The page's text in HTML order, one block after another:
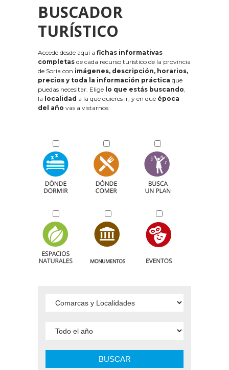
BUSCADOR
TURÍSTICO
Accede desde aquí a fichas informativas
completas de cada recurso turístico de la provincia
de Soria con imágenes, descripción, horarios,
precios y toda la información práctica que
puedas necesitar. Elige lo que estás buscando,
la localidad a la que quieres ir, y en qué época
del año vas a vistarnos:
BUSCAR